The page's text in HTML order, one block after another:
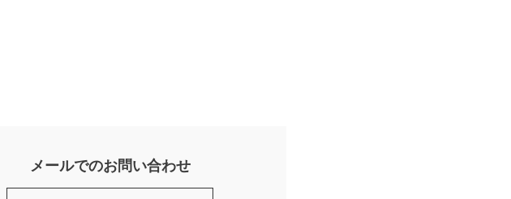
メールでのお問い合わせ